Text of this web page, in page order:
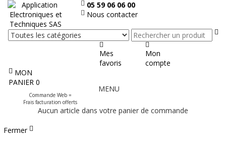
05 59 06 06 00
Nous contacter
Mes
favoris
Mon
compte
MON
PANIER 0
Commande Web =
Frais facturation offerts
le
MENU
Aucun article dans votre panier de commande
Fermer